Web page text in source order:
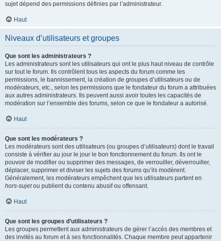
sujet dépend des permissions définies par l’administrateur.
Haut
Niveaux d’utilisateurs et groupes
Que sont les administrateurs ?
Les administrateurs sont les utilisateurs qui ont le plus haut niveau de contrôle
sur tout le forum. Ils contrôlent tous les aspects du forum comme les
permissions, le bannissement, la création de groupes d’utilisateurs ou de
modérateurs, etc., selon les permissions que le fondateur du forum a attribuées
aux autres administrateurs. Ils peuvent aussi avoir toutes les capacités de
modération sur l’ensemble des forums, selon ce que le fondateur a autorisé.
Haut
Que sont les modérateurs ?
Les modérateurs sont des utilisateurs (ou groupes d’utilisateurs) dont le travail
consiste à vérifier au jour le jour le bon fonctionnement du forum. Ils ont le
pouvoir de modifier ou supprimer des messages, de verrouiller, déverrouiller,
déplacer, supprimer et diviser les sujets des forums qu’ils modèrent.
Généralement, les modérateurs empêchent que les utilisateurs partent en
hors-sujetou publient du contenu abusif ou offensant.
Haut
Que sont les groupes d’utilisateurs ?
Les groupes permettent aux administrateurs de gérer l’accès des membres et
des invités au forum et à ses fonctionnalités. Chaque membre peut appartenir